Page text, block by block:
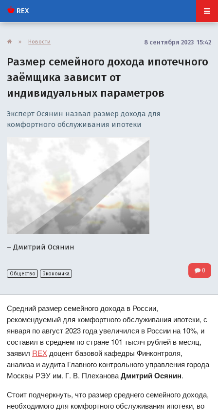
REX
» Новости 8 сентября 2023 15:42
Размер семейного дохода ипотечного
заёмщика зависит от
индивидуальных параметров
Эксперт Осянин назвал размер дохода для
комфортного обслуживания ипотеки
– Дмитрий Осянин
Общество Экономика 0
Средний размер семейного дохода в России,
рекомендуемый для комфортного обслуживания ипотеки, с
января по август 2023 года увеличился в России на 10%, и
составил в среднем по стране 101 тысяч рублей в месяц,
заявил REX доцент базовой кафедры Финконтроля,
анализа и аудита Главного контрольного управления города
Москвы РЭУ им. Г. В. ПлехановаДмитрий Осянин.
Стоит подчеркнуть, что размер среднего семейного дохода,
необходимого для комфортного обслуживания ипотеки, во